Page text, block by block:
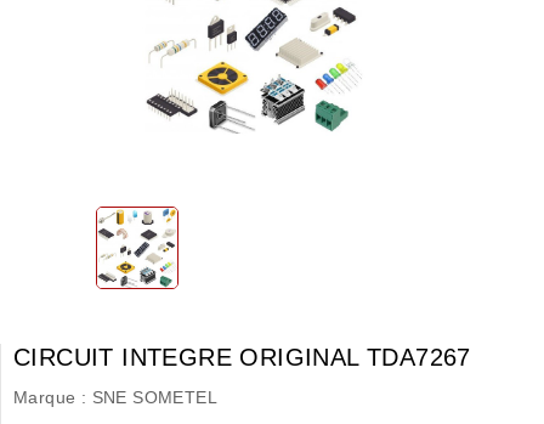
CIRCUIT INTEGRE ORIGINAL TDA7267
Marque : SNE SOMETEL